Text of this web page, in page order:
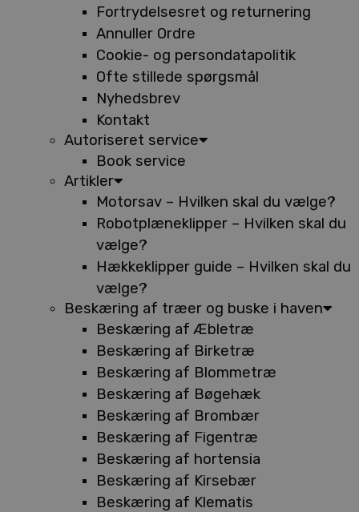
Fortrydelsesret og returnering
Annuller Ordre
Cookie- og persondatapolitik
Ofte stillede spørgsmål
Nyhedsbrev
Kontakt
Autoriseret service
Book service
Artikler
Motorsav – Hvilken skal du vælge?
Robotplæneklipper – Hvilken skal du
vælge?
Hækkeklipper guide – Hvilken skal du
vælge?
Beskæring af træer og buske i haven
Beskæring af Æbletræ
Beskæring af Birketræ
Beskæring af Blommetræ
Beskæring af Bøgehæk
Beskæring af Brombær
Beskæring af Figentræ
Beskæring af hortensia
Beskæring af Kirsebær
Beskæring af Klematis